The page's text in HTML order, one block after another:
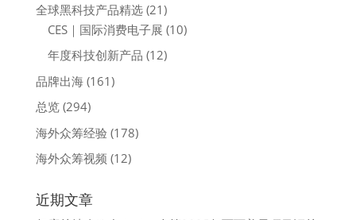
全球黑科技产品精选(21)
CES｜国际消费电子展 (10)
年度科技创新产品 (12)
品牌出海(161)
总览(294)
海外众筹经验 (178)
海外众筹视频 (12)
近期文章